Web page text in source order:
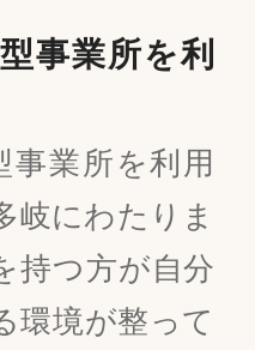
事業所を利
事業所を利用
岐にわたりま
持つ方が自分
環境が整って